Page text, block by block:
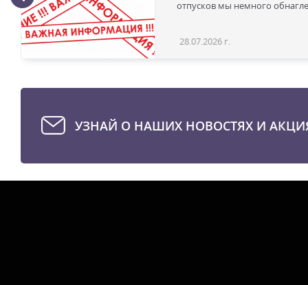
отпусков мы немного
28.07.2026 г.
УЗНАЙ О НАШИХ НОВОСТЯХ И